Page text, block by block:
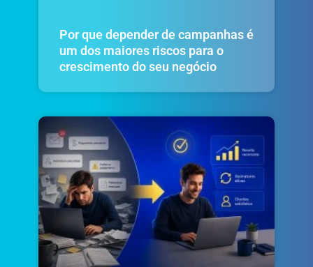
Por que depender de campanhas é
um dos maiores riscos para o
crescimento do seu negócio